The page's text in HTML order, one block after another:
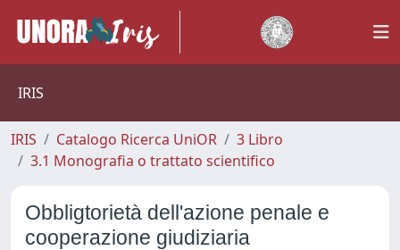
IRIS
IRIS Catalogo Ricerca UniOR
3 Libro
3.1 Monografia o trattato scientifico
Obbligtorietà dell'azione penale e
cooperazione giudiziaria